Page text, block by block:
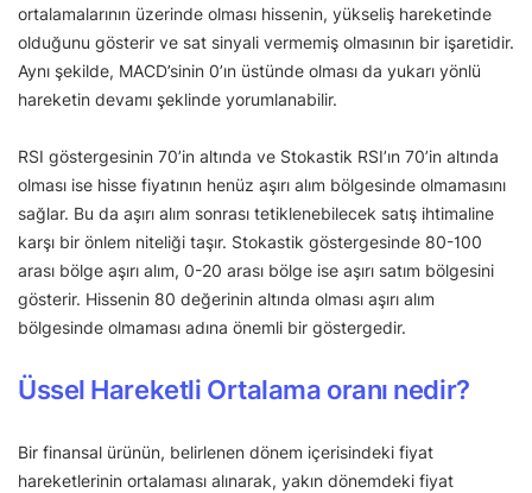
ortalamalarının üzerinde olması hissenin, yükseliş hareketinde
olduğunu gösterir ve sat sinyali vermemiş olmasının bir işaretidir.
Aynı şekilde, MACD’sinin 0’ın üstünde olması da yukarı yönlü
hareketin devamı şeklinde yorumlanabilir.
RSI göstergesinin 70’in altında ve Stokastik RSI’ın 70’in altında
olması ise hisse fiyatının henüz aşırı alım bölgesinde olmamasını
sağlar. Bu da aşırı alım sonrası tetiklenebilecek satış ihtimaline
karşı bir önlem niteliği taşır. Stokastik göstergesinde 80-100
arası bölge aşırı alım, 0-20 arası bölge ise aşırı satım bölgesini
gösterir. Hissenin 80 değerinin altında olması aşırı alım
bölgesinde olmaması adına önemli bir göstergedir.
Üssel Hareketli Ortalama oranı nedir?
Bir finansal ürünün, belirlenen dönem içerisindeki fiyat
hareketlerinin ortalaması alınarak, yakın dönemdeki fiyat